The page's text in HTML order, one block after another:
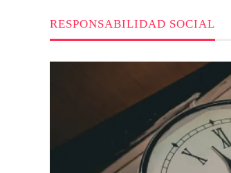
RESPONSABILIDAD SOCIAL